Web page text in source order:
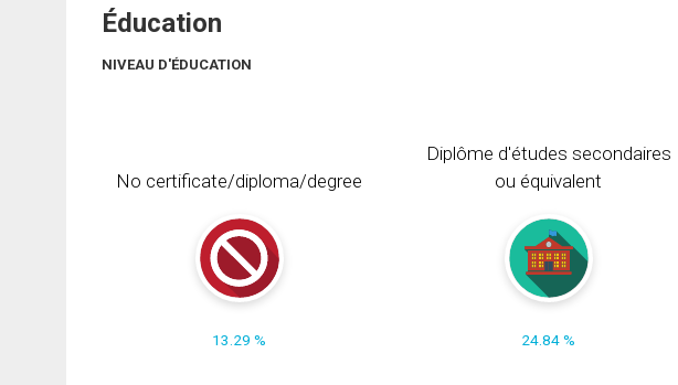
Éducation
NIVEAU D'ÉDUCATION
No certificate/diploma/degree
13.29 %
Diplôme d'études secondaires
ou équivalent
24.84 %